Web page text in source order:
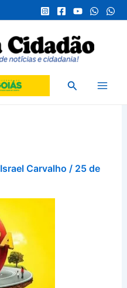
Pesquisar
Israel Carvalho / 25 de